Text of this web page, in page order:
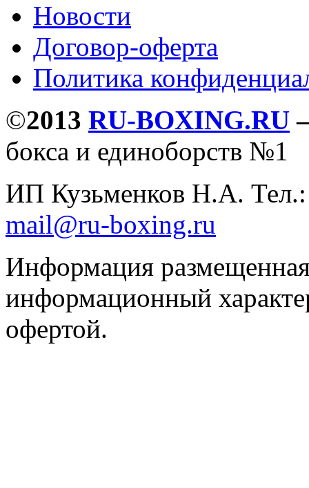
Новости
Договор-оферта
Политика
©2013 RU-BOXING.RU
бокса и единоборств №1
ИП Кузьменков Н.А.
mail@ru-boxing.ru
Информация
информационный
офертой.